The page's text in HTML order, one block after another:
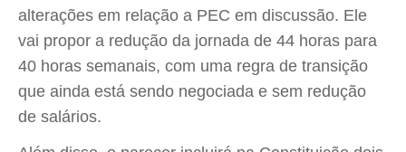
alterações em relação a PEC em discussão. Ele
vai propor a redução da jornada de 44 horas para
40 horas semanais, com uma regra de transição
que ainda está sendo negociada e sem redução
de salários.